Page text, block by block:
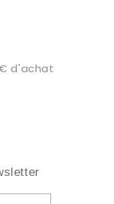
d'achat